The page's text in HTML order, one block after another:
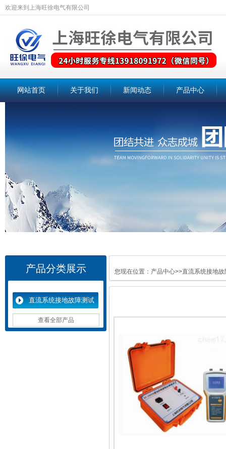
欢迎来到上海旺徐电气有限公司
网站首页 关于我们 新闻动态 产品中心
产品分类展示
直流系统接地故障测试
仪 查看全部产品
您现在位置： 产品中心>>直流系统接地故